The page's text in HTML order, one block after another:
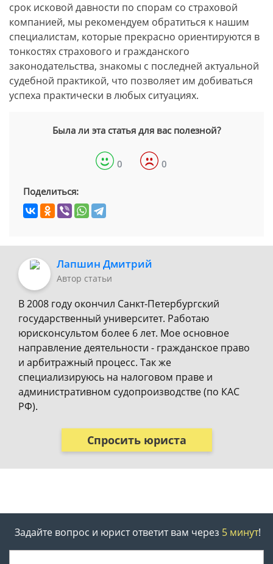
срок исковой давности по спорам со страховой
компанией, мы рекомендуем обратиться к нашим
специалистам, которые прекрасно ориентируются в
тонкостях страхового и гражданского
законодательства, знакомы с последней актуальной
судебной практикой, что позволяет им добиваться
успеха практически в любых ситуациях.
Была ли эта статья для вас полезной?
0 0
Поделиться:
Лапшин Дмитрий
Автор статьи
В 2008 году окончил Санкт-Петербургский
государственный университет. Работаю
юрисконсультом более 6 лет. Мое основное
направление деятельности - гражданское право
и арбитражный процесс. Так же
специализируюсь на налоговом праве и
административном судопроизводстве (по КАС
РФ).
Спросить юриста
Задайте вопрос и юрист ответит вам через 5 минут!